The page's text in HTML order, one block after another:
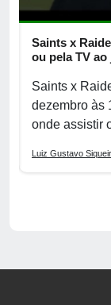
Saints x
ou pela TV
Saints x
dezembro às
onde assistir
Luiz Gustavo